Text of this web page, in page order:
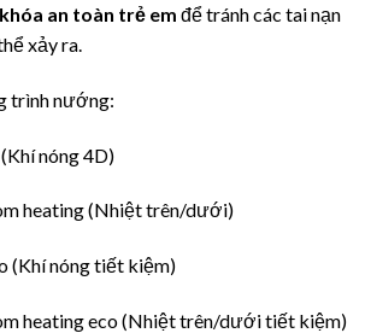
khóa an toàn trẻ em để tránh các tai nạn
xảy ra.
trình nướng:
nóng 4D)
heating (Nhiệt trên/dưới)
(Khí nóng tiết kiệm)
heating eco (Nhiệt trên/dưới tiết kiệm)